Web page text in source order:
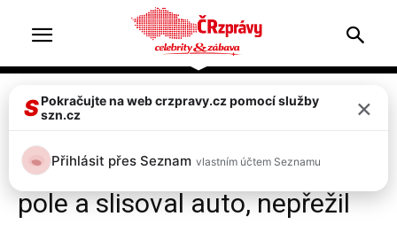
Doprava & nehody Top 2
FOTO: Tragická nehoda u
Sezemic! Řidič BMW vyletěl do
pole a slisoval auto, nepřežil
SPokračujte na web crzpravy.cz pomocí služby
szn.cz
×
Přihlásit přes Seznam vlastním účtem Seznamu